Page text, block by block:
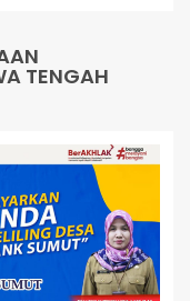
TENGAH